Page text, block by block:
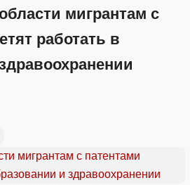
мигрантам с
работать в